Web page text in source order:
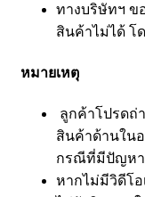
ทางบริษัทฯ ข
สินค้าไม่ได้ โ
หมายเหตุ
ลูกค้าโปรดถ่
สินค้าด้านในอ
กรณีที่มีปัญหา
หากไม่มีวิดีโ